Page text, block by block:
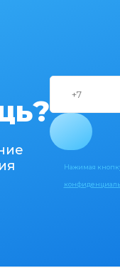
Нажимая